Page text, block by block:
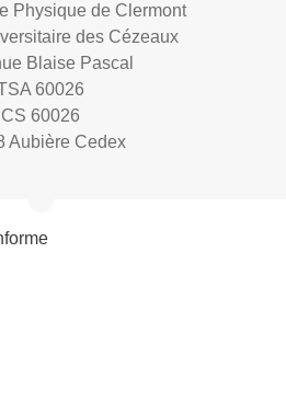
Physique de Clermont
des Cézeaux
Blaise Pascal
60026
CS 60026
Aubière Cedex